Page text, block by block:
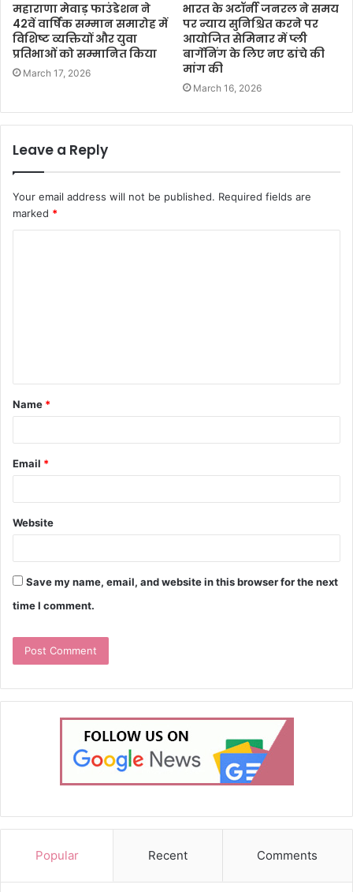
महाराणा मेवाड़ फाउंडेशन ने
42वें वार्षिक सम्मान समारोह में
विशिष्ट व्यक्तियों और युवा
प्रतिभाओं को सम्मानित किया
March 17, 2026
भारत के अटॉर्नी जनरल ने समय
पर न्याय सुनिश्चित करने पर
आयोजित सेमिनार में प्ली
बार्गेनिंग के लिए नए ढांचे की
मांग की
March 16, 2026
Leave a Reply
Your email address will not be published. Required fields are
marked *
Name *
Email *
Website
Save my name, email, and website in this browser for the next
time I comment.
Popular Recent Comments